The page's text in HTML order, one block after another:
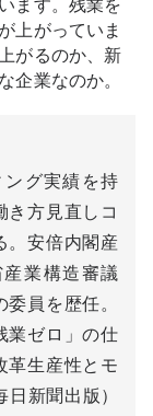
ます。残業を
上がっていま
がるのか、新
企業なのか。
グ実績を持
き方見直しコ
。安倍内閣産
業構造審議
員を歴任。
業ゼロ」の仕
革生産性とモ
新聞出版）